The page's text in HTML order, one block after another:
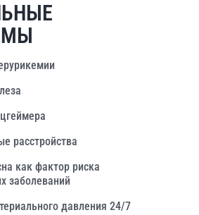
расстройства
как фактор риска
заболеваний
давления 24/7